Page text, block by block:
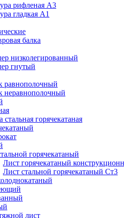
рифленая А3
гладкая А1
балка
низколегированный
гнутый
равнополочный
неравнополочный
стальная горячекатаная
горячекатаный
Лист горячекатаный
Лист стальной горячекатаный Ст3
лист